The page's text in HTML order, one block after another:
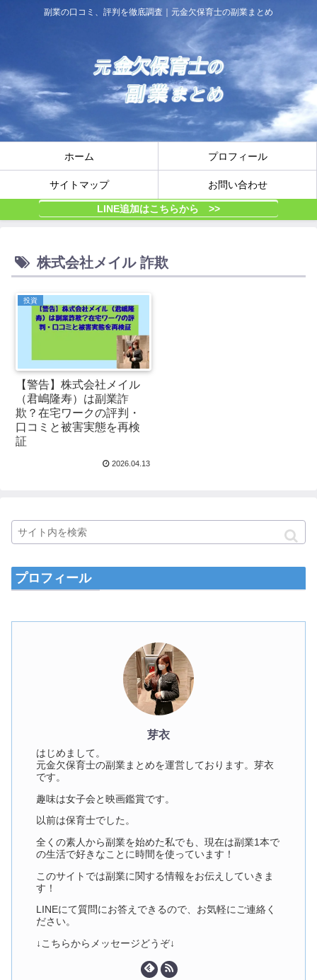
副業の口コミ、評判を徹底調査｜元金欠保育士の副業まとめ
ホーム プロフィール
サイトマップ お問い合わせ
LINE追加はこちらから >>
株式会社メイル 詐欺
投資
【警告】株式会社メイル
（君嶋隆寿）は副業詐
欺？在宅ワークの評判・
口コミと被害実態を再検
証
2026.04.13
プロフィール
芽衣
はじめまして。
元金欠保育士の副業まとめを運営しております。芽衣
です。
趣味は女子会と映画鑑賞です。
以前は保育士でした。
全くの素人から副業を始めた私でも、現在は副業1本で
の生活で好きなことに時間を使っています！
このサイトでは副業に関する情報をお伝えしていきま
す！
LINEにて質問にお答えできるので、お気軽にご連絡く
ださい。
↓こちらからメッセージどうぞ↓